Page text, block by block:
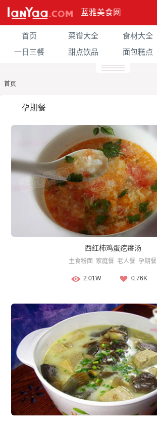
蓝雅美食网
首页 菜谱大全 食材大全
一日三餐
甜点饮品 面包糕点
首页
孕期餐
西红柿鸡蛋疙瘩汤
主食粉面 家庭餐 老人餐 孕期餐
2.01W 0.76K